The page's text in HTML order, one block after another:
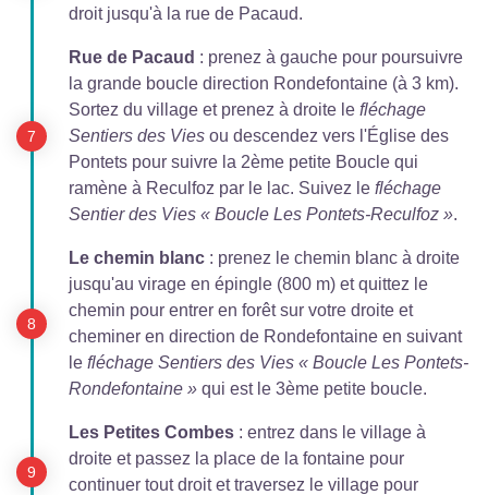
droit jusqu'à la rue de Pacaud.
Rue de Pacaud : prenez à gauche pour poursuivre
la grande boucle direction Rondefontaine (à 3 km).
Sortez du village et prenez à droite le fléchage
Sentiers des Vies ou descendez vers l'Église des
Pontets pour suivre la 2ème petite Boucle qui
ramène à Reculfoz par le lac. Suivez le fléchage
Sentier des Vies « Boucle Les Pontets-Reculfoz ».
Le chemin blanc : prenez le chemin blanc à droite
jusqu'au virage en épingle (800 m) et quittez le
chemin pour entrer en forêt sur votre droite et
cheminer en direction de Rondefontaine en suivant
le fléchage Sentiers des Vies « Boucle Les Pontets-
Rondefontaine » qui est le 3ème petite boucle.
Les Petites Combes : entrez dans le village à
droite et passez la place de la fontaine pour
continuer tout droit et traversez le village pour